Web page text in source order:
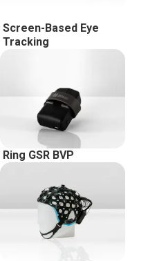
Screen-Based Eye
Tracking
Ring GSR BVP